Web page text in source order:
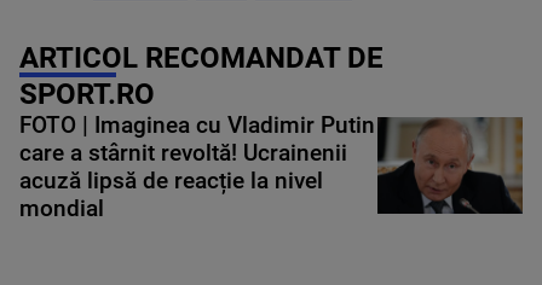
ARTICOL RECOMANDAT DE
SPORT.RO
FOTO | Imaginea cu Vladimir Putin
care a stârnit revoltă! Ucrainenii
acuză lipsă de reacție la nivel
mondial